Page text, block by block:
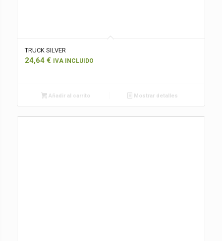
TRUCK SILVER
24,64 € IVA INCLUIDO
Añadir al carrito Mostrar detalles